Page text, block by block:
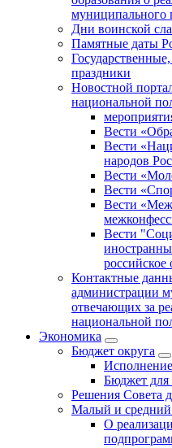
муниципального
Дни воинской
Памятные даты
праздники
Новостной
национальной
Вести
Вести
народов
Вести
Вести
Вести
Вести
российское
Контактные
администрации
отвечающих за
национальной
Экономика
Бюджет округa
Бюджет для
Решения Совета
Малый и средний
О